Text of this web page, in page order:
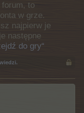
forum, to
w grze.
najpierw je
następne
do gry“